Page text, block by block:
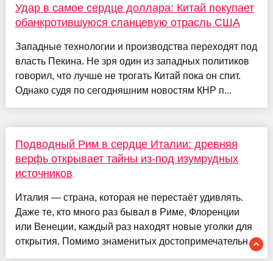
Удар в самое сердце доллара: Китай покупает
обанкротившуюся сланцевую отрасль США
Западные технологии и производства переходят под
власть Пекина. Не зря один из западных политиков
говорил, что лучше не трогать Китай пока он спит.
Однако судя по сегодняшним новостям КНР п...
Подводный Рим в сердце Италии: древняя
верфь открывает тайны из-под изумрудных
источников
Италия — страна, которая не перестаёт удивлять.
Даже те, кто много раз бывал в Риме, Флоренции
или Венеции, каждый раз находят новые уголки для
открытия. Помимо знаменитых достопримечательн...